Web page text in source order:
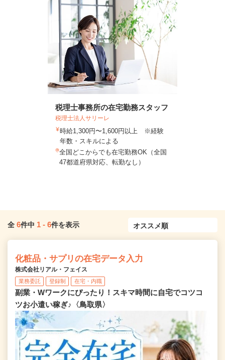
税理士事務所の在宅勤務スタッフ
税理士法人サリーレ
時給1,300円〜1,600円以上 ※経験
年数・スキルによる
全国どこからでも在宅勤務OK（全国
47都道府県対応、転勤なし）
全 6件中 1 - 6件を表示
化粧品・サプリの在宅データ入力
株式会社リアル・フェイス
業務委託 登録制 在宅・内職
副業・Wワークにぴったり！スキマ時間に自宅でコツコ
ツお小遣い稼ぎ♪〈鳥取県〉